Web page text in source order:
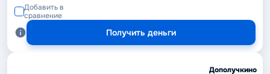
Добавить в
сравнение
Получить деньги
Дополучкино